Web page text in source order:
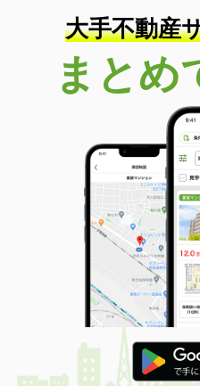
大手不動産
まとめ